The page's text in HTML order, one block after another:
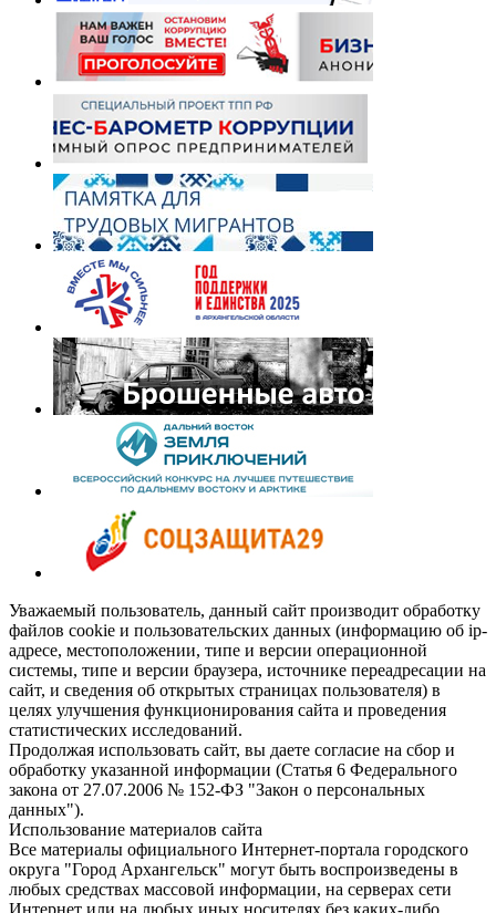
Уважаемый пользователь, данный сайт производит обработку
файлов cookie и пользовательских данных (информацию об ip-
адресе, местоположении, типе и версии операционной
системы, типе и версии браузера, источнике переадресации на
сайт, и сведения об открытых страницах пользователя) в
целях улучшения функционирования сайта и проведения
статистических исследований.
Продолжая использовать сайт, вы даете согласие на сбор и
обработку указанной информации (Статья 6 Федерального
закона от 27.07.2006 № 152-ФЗ "Закон о персональных
данных").
Использование материалов сайта
Все материалы официального Интернет-портала городского
округа "Город Архангельск" могут быть воспроизведены в
любых средствах массовой информации, на серверах сети
Интернет или на любых иных носителях без каких-либо